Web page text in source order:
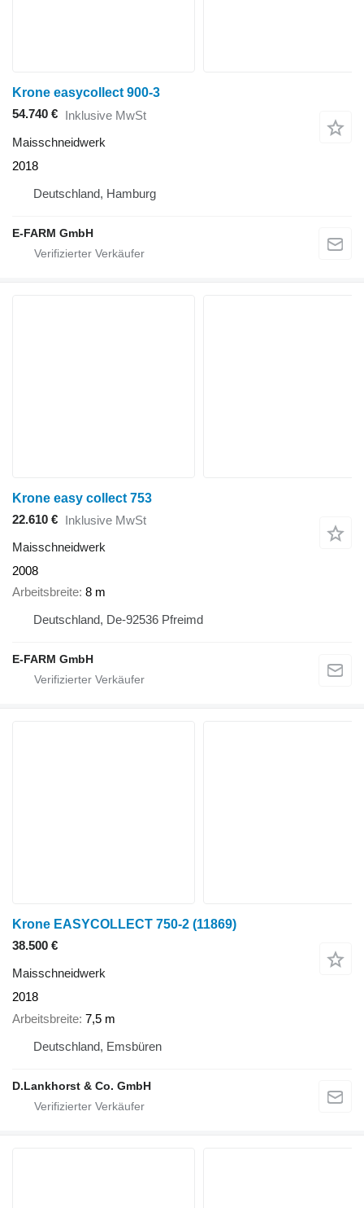
Krone easycollect 900-3
54.740 € Inklusive MwSt
Maisschneidwerk
2018
Deutschland, Hamburg
E-FARM GmbH
Krone easy collect 753
22.610 € Inklusive MwSt
Maisschneidwerk
2008
Arbeitsbreite 8 m
Deutschland, De-92536 Pfreimd
E-FARM GmbH
Krone EASYCOLLECT 750-2 (11869)
38.500 €
Maisschneidwerk
2018
Arbeitsbreite 7,5 m
Deutschland, Emsbüren
D.Lankhorst & Co. GmbH